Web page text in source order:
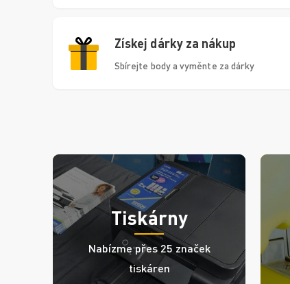
Získej dárky za nákup
Sbírejte body a vyměnte za dárky
Tiskárny
Nabízme přes 25 značek
tiskáren